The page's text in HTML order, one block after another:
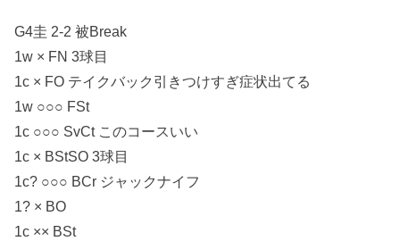
G4圭 2-2 被Break
1w × FN 3球目
1c × FO テイクバック引きつけすぎ症状出てる
1w ○○○ FSt
1c ○○○ SvCt このコースいい
1c × BStSO 3球目
1c? ○○○ BCr ジャックナイフ
1? × BO
1c ×× BSt